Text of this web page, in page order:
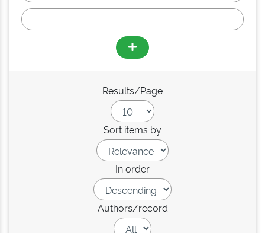
Results/Page
Sort items by
In order
Authors/record